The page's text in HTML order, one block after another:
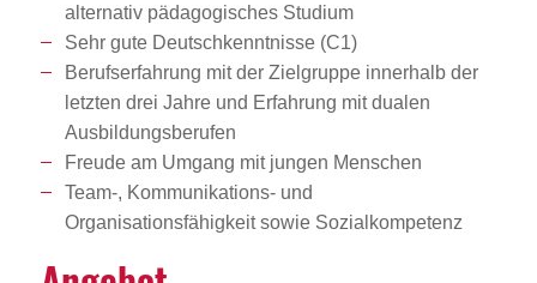
alternativ pädagogisches Studium
Sehr gute Deutschkenntnisse (C1)
Berufserfahrung mit der Zielgruppe innerhalb der
letzten drei Jahre und Erfahrung mit dualen
Ausbildungsberufen
Freude am Umgang mit jungen Menschen
Team-, Kommunikations- und
Organisationsfähigkeit sowie Sozialkompetenz